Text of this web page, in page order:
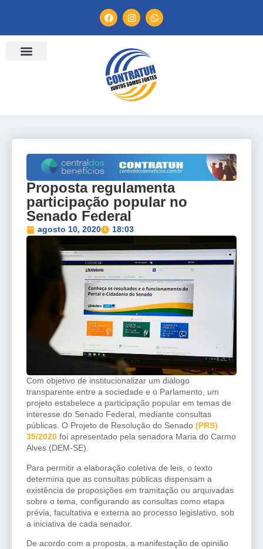
Proposta regulamenta
participação popular no
Senado Federal
agosto 10, 2020 18:03
Com objetivo de institucionalizar um diálogo
transparente entre a sociedade e o Parlamento, um
projeto estabelece a participação popular em temas de
interesse do Senado Federal, mediante consultas
públicas. O Projeto de Resolução do Senado (PRS)
35/2020 foi apresentado pela senadora Maria do Carmo
Alves (DEM-SE).
Para permitir a elaboração coletiva de leis, o texto
determina que as consultas públicas dispensam a
existência de proposições em tramitação ou arquivadas
sobre o tema, configurando as consultas como etapa
prévia, facultativa e externa ao processo legislativo, sob
a iniciativa de cada senador.
De acordo com a proposta, a manifestação de opinião